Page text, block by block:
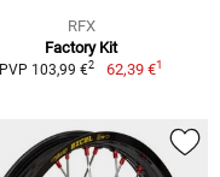
RFX
Factory Kit
PVP 103,99 €2 62,39 €1